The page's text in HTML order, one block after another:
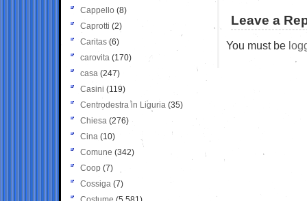
Leave a
You must be
Cappello (8)
Caprotti (2)
Caritas (6)
carovita (170)
casa (247)
Casini (119)
Centrodestra in Liguria (35)
Chiesa (276)
Cina (10)
Comune (342)
Coop (7)
Cossiga (7)